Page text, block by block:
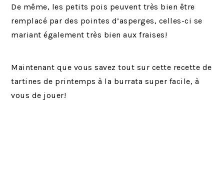
De même, les petits pois peuvent très bien être
remplacé par des pointes d’asperges, celles-ci se
mariant également très bien aux fraises!
Maintenant que vous savez tout sur cette recette de
tartines de printemps à la burrata super facile, à
vous de jouer!